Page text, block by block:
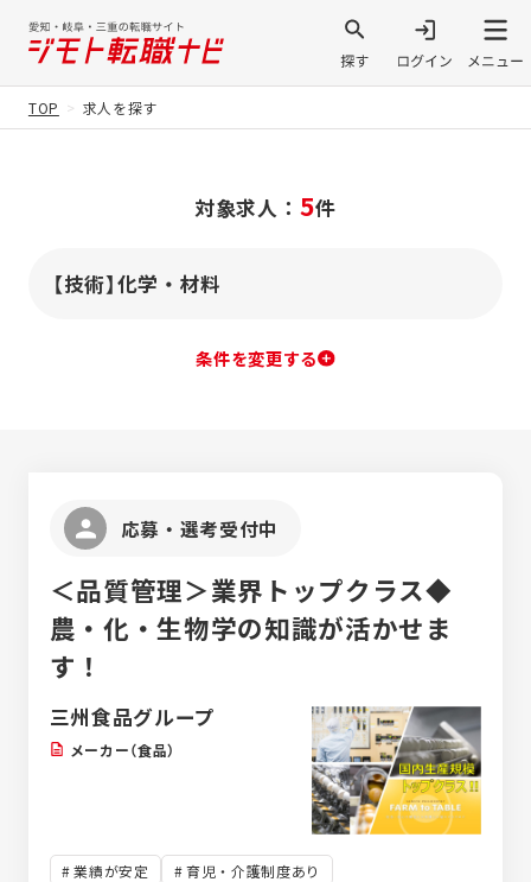
TOP 求人を探す
対象求人： 5件
【技術】化学・材料
条件を変更する
応募・選考受付中
＜品質管理＞業界トップクラス◆
農・化・生物学の知識が活かせま
す！
三州食品グループ
メーカー（食品）
業績が安定
育児・介護制度あり